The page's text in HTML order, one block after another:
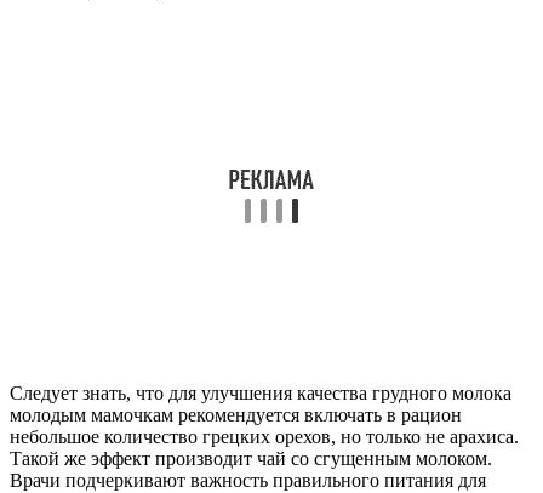
Следует знать, что для улучшения качества грудного молока
молодым мамочкам рекомендуется включать в рацион
небольшое количество грецких орехов, но только не арахиса.
Такой же эффект производит чай со сгущенным молоком.
Врачи подчеркивают важность правильного питания для